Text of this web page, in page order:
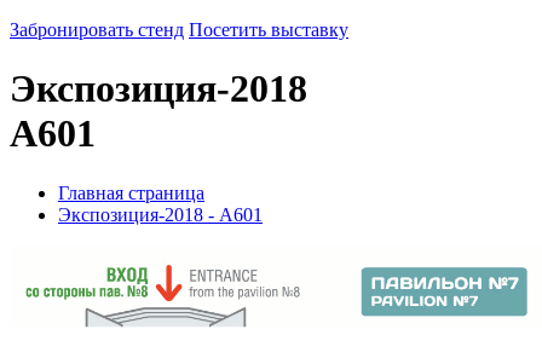
Забронировать стенд Посетить выставку
Экспозиция-2018
A601
Главная страница
Экспозиция-2018 - A601